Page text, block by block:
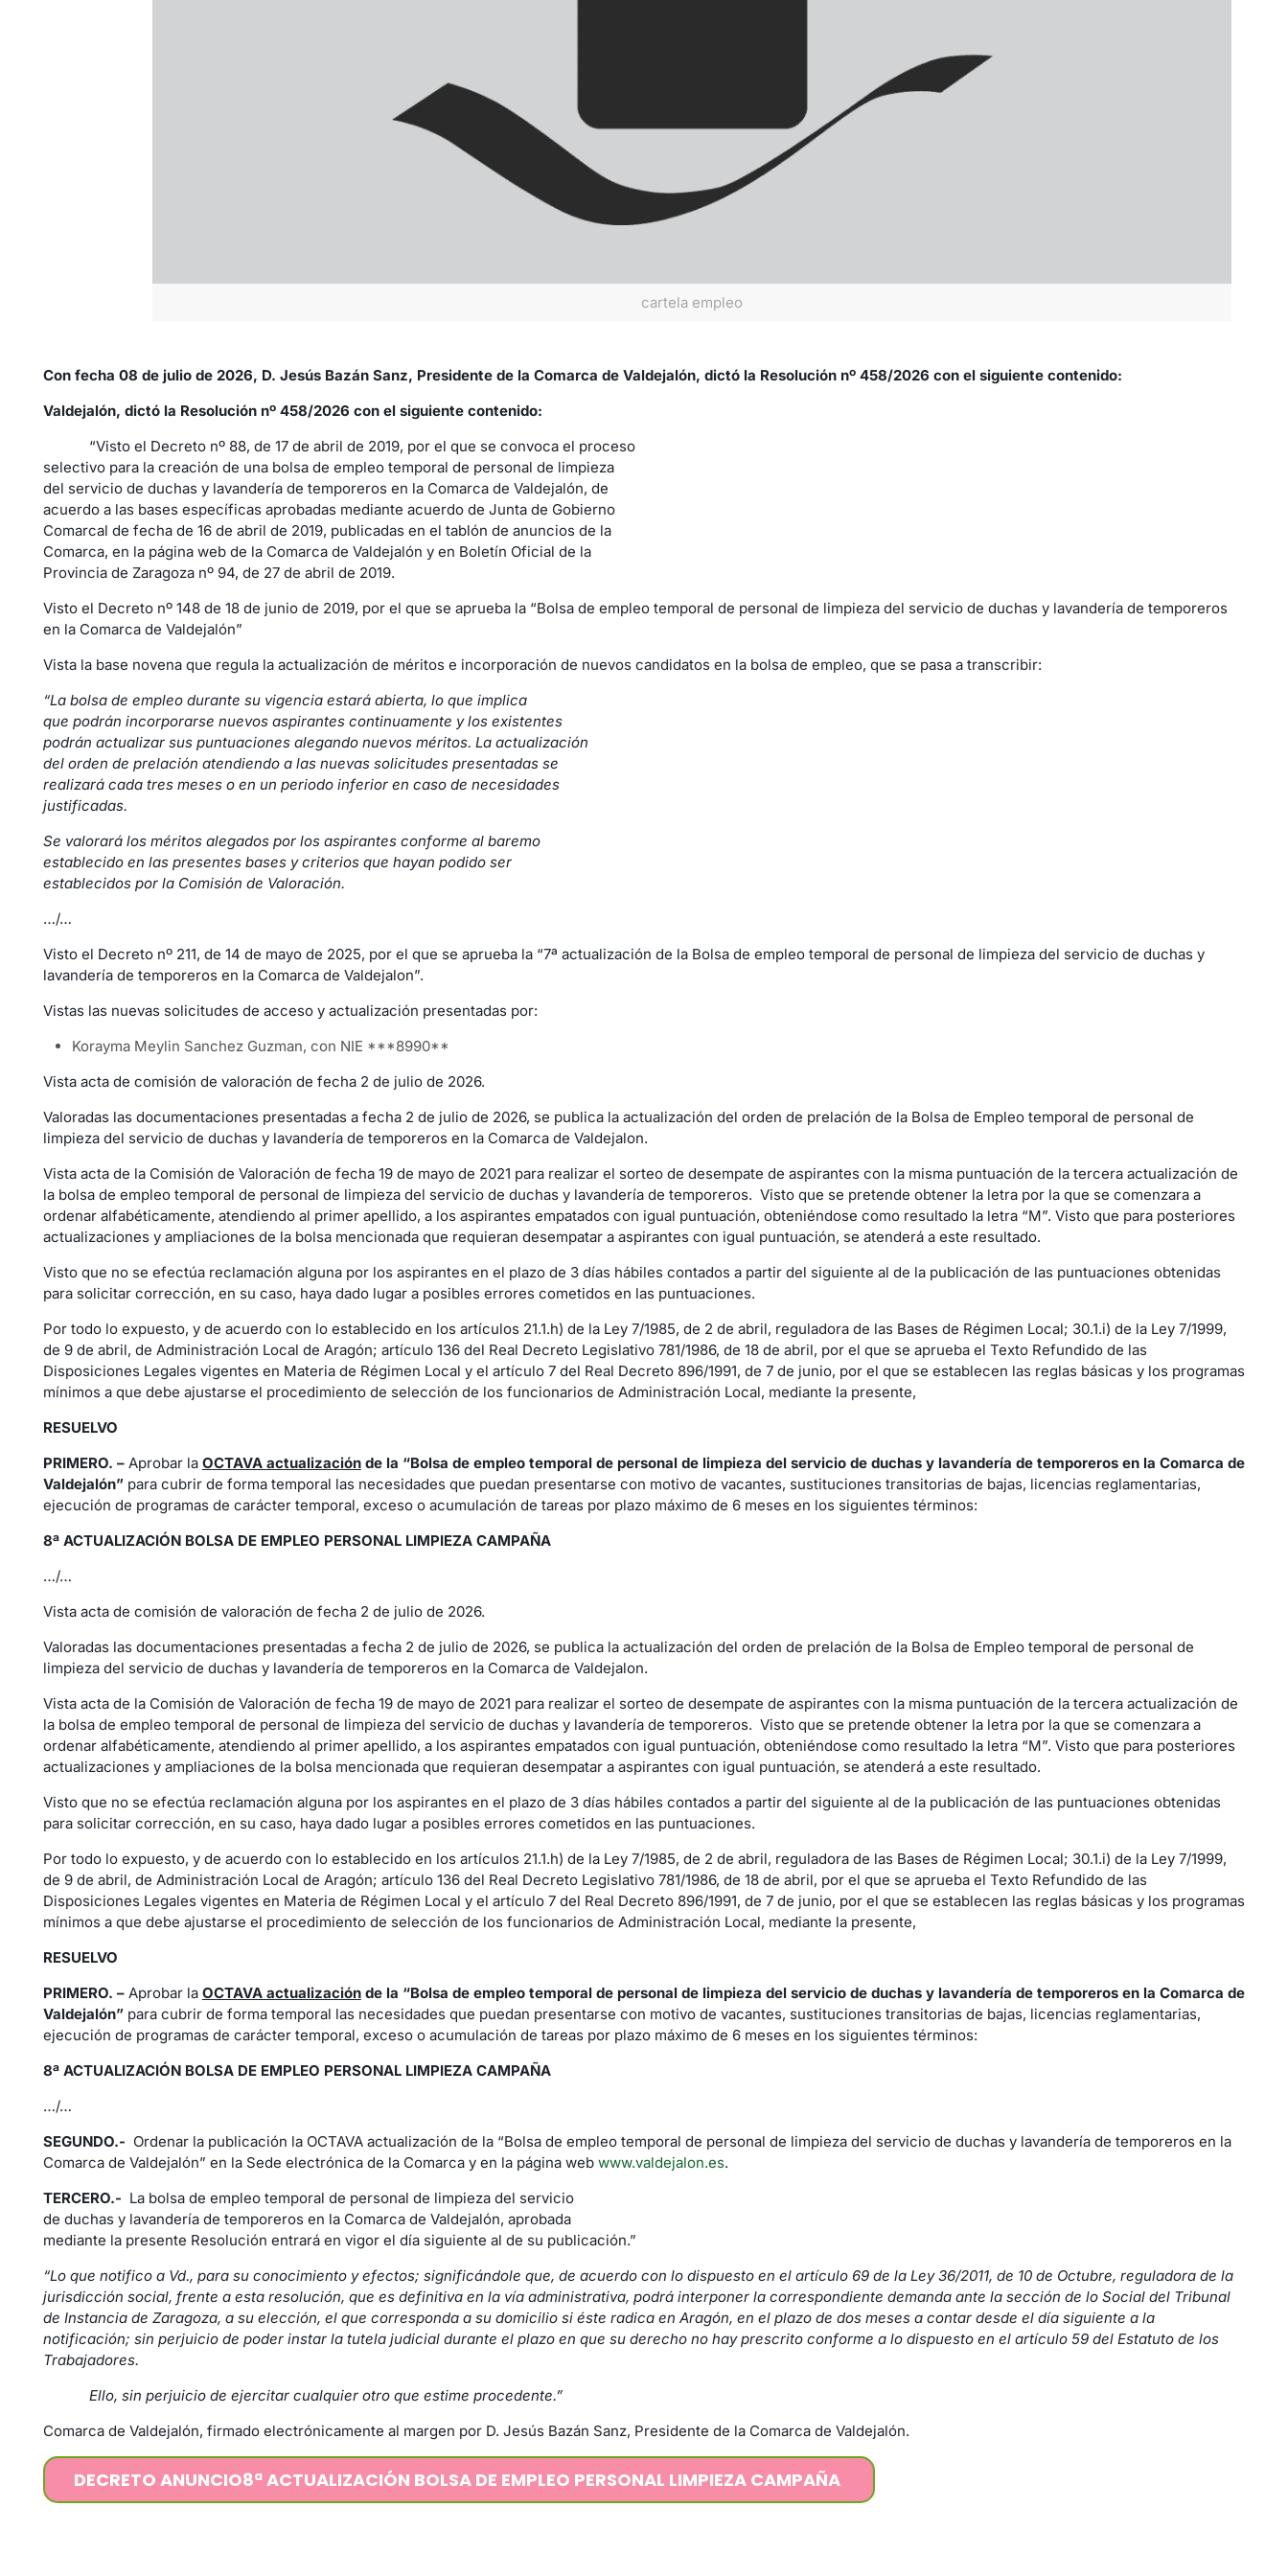
cartela empleo
Con fecha 08 de julio de 2026, D. Jesús Bazán Sanz, Presidente de la Comarca de Valdejalón, dictó la Resolución nº 458/2026 con el siguiente contenido:
Valdejalón, dictó la Resolución nº 458/2026 con el siguiente contenido:
“Visto el Decreto nº 88, de 17 de abril de 2019, por el que se convoca el proceso
selectivo para la creación de una bolsa de empleo temporal de personal de limpieza
del servicio de duchas y lavandería de temporeros en la Comarca de Valdejalón, de
acuerdo a las bases específicas aprobadas mediante acuerdo de Junta de Gobierno
Comarcal de fecha de 16 de abril de 2019, publicadas en el tablón de anuncios de la
Comarca, en la página web de la Comarca de Valdejalón y en Boletín Oficial de la
Provincia de Zaragoza nº 94, de 27 de abril de 2019.
Visto el Decreto nº 148 de 18 de junio de 2019, por el que se aprueba la “Bolsa de empleo temporal de personal de limpieza del servicio de duchas y lavandería de temporeros
en la Comarca de Valdejalón”
Vista la base novena que regula la actualización de méritos e incorporación de nuevos candidatos en la bolsa de empleo, que se pasa a transcribir:
“La bolsa de empleo durante su vigencia estará abierta, lo que implica
que podrán incorporarse nuevos aspirantes continuamente y los existentes
podrán actualizar sus puntuaciones alegando nuevos méritos. La actualización
del orden de prelación atendiendo a las nuevas solicitudes presentadas se
realizará cada tres meses o en un periodo inferior en caso de necesidades
justificadas.
Se valorará los méritos alegados por los aspirantes conforme al baremo
establecido en las presentes bases y criterios que hayan podido ser
establecidos por la Comisión de Valoración.
…/…
Visto el Decreto nº 211, de 14 de mayo de 2025, por el que se aprueba la “7ª actualización de la Bolsa de empleo temporal de personal de limpieza del servicio de duchas y
lavandería de temporeros en la Comarca de Valdejalon”.
Vistas las nuevas solicitudes de acceso y actualización presentadas por:
Korayma Meylin Sanchez Guzman, con NIE ***8990**
Vista acta de comisión de valoración de fecha 2 de julio de 2026.
Valoradas las documentaciones presentadas a fecha 2 de julio de 2026, se publica la actualización del orden de prelación de la Bolsa de Empleo temporal de personal de
limpieza del servicio de duchas y lavandería de temporeros en la Comarca de Valdejalon.
Vista acta de la Comisión de Valoración de fecha 19 de mayo de 2021 para realizar el sorteo de desempate de aspirantes con la misma puntuación de la tercera actualización de
la bolsa de empleo temporal de personal de limpieza del servicio de duchas y lavandería de temporeros. Visto que se pretende obtener la letra por la que se comenzara a
ordenar alfabéticamente, atendiendo al primer apellido, a los aspirantes empatados con igual puntuación, obteniéndose como resultado la letra “M”. Visto que para posteriores
actualizaciones y ampliaciones de la bolsa mencionada que requieran desempatar a aspirantes con igual puntuación, se atenderá a este resultado.
Visto que no se efectúa reclamación alguna por los aspirantes en el plazo de 3 días hábiles contados a partir del siguiente al de la publicación de las puntuaciones obtenidas
para solicitar corrección, en su caso, haya dado lugar a posibles errores cometidos en las puntuaciones.
Por todo lo expuesto, y de acuerdo con lo establecido en los artículos 21.1.h) de la Ley 7/1985, de 2 de abril, reguladora de las Bases de Régimen Local; 30.1.i) de la Ley 7/1999,
de 9 de abril, de Administración Local de Aragón; artículo 136 del Real Decreto Legislativo 781/1986, de 18 de abril, por el que se aprueba el Texto Refundido de las
Disposiciones Legales vigentes en Materia de Régimen Local y el artículo 7 del Real Decreto 896/1991, de 7 de junio, por el que se establecen las reglas básicas y los programas
mínimos a que debe ajustarse el procedimiento de selección de los funcionarios de Administración Local, mediante la presente,
RESUELVO
PRIMERO. – Aprobar la OCTAVA actualizaciónde la “Bolsa de empleo temporal de personal de limpieza del servicio de duchas y lavandería de temporeros en la Comarca de
Valdejalón”para cubrir de forma temporal las necesidades que puedan presentarse con motivo de vacantes, sustituciones transitorias de bajas, licencias reglamentarias,
ejecución de programas de carácter temporal, exceso o acumulación de tareas por plazo máximo de 6 meses en los siguientes términos:
8ª ACTUALIZACIÓN BOLSA DE EMPLEO PERSONAL LIMPIEZA CAMPAÑA
…/…
Vista acta de comisión de valoración de fecha 2 de julio de 2026.
Valoradas las documentaciones presentadas a fecha 2 de julio de 2026, se publica la actualización del orden de prelación de la Bolsa de Empleo temporal de personal de
limpieza del servicio de duchas y lavandería de temporeros en la Comarca de Valdejalon.
Vista acta de la Comisión de Valoración de fecha 19 de mayo de 2021 para realizar el sorteo de desempate de aspirantes con la misma puntuación de la tercera actualización de
la bolsa de empleo temporal de personal de limpieza del servicio de duchas y lavandería de temporeros. Visto que se pretende obtener la letra por la que se comenzara a
ordenar alfabéticamente, atendiendo al primer apellido, a los aspirantes empatados con igual puntuación, obteniéndose como resultado la letra “M”. Visto que para posteriores
actualizaciones y ampliaciones de la bolsa mencionada que requieran desempatar a aspirantes con igual puntuación, se atenderá a este resultado.
Visto que no se efectúa reclamación alguna por los aspirantes en el plazo de 3 días hábiles contados a partir del siguiente al de la publicación de las puntuaciones obtenidas
para solicitar corrección, en su caso, haya dado lugar a posibles errores cometidos en las puntuaciones.
Por todo lo expuesto, y de acuerdo con lo establecido en los artículos 21.1.h) de la Ley 7/1985, de 2 de abril, reguladora de las Bases de Régimen Local; 30.1.i) de la Ley 7/1999,
de 9 de abril, de Administración Local de Aragón; artículo 136 del Real Decreto Legislativo 781/1986, de 18 de abril, por el que se aprueba el Texto Refundido de las
Disposiciones Legales vigentes en Materia de Régimen Local y el artículo 7 del Real Decreto 896/1991, de 7 de junio, por el que se establecen las reglas básicas y los programas
mínimos a que debe ajustarse el procedimiento de selección de los funcionarios de Administración Local, mediante la presente,
RESUELVO
PRIMERO. – Aprobar la OCTAVA actualizaciónde la “Bolsa de empleo temporal de personal de limpieza del servicio de duchas y lavandería de temporeros en la Comarca de
Valdejalón”para cubrir de forma temporal las necesidades que puedan presentarse con motivo de vacantes, sustituciones transitorias de bajas, licencias reglamentarias,
ejecución de programas de carácter temporal, exceso o acumulación de tareas por plazo máximo de 6 meses en los siguientes términos:
8ª ACTUALIZACIÓN BOLSA DE EMPLEO PERSONAL LIMPIEZA CAMPAÑA
…/…
SEGUNDO.- Ordenar la publicación la OCTAVA actualización de la “Bolsa de empleo temporal de personal de limpieza del servicio de duchas y lavandería de temporeros en la
Comarca de Valdejalón” en la Sede electrónica de la Comarca y en la página web www.valdejalon.es.
TERCERO.- La bolsa de empleo temporal de personal de limpieza del servicio
de duchas y lavandería de temporeros en la Comarca de Valdejalón, aprobada
mediante la presente Resolución entrará en vigor el día siguiente al de su publicación.”
“Lo que notifico a Vd., para su conocimiento y efectos; significándole que, de acuerdo con lo dispuesto en el artículo 69 de la Ley 36/2011, de 10 de Octubre, reguladora de la
jurisdicción social, frente a esta resolución, que es definitiva en la vía administrativa, podrá interponer la correspondiente demanda ante la sección de lo Social del Tribunal
de Instancia de Zaragoza, a su elección, el que corresponda a su domicilio si éste radica en Aragón, en el plazo de dos meses a contar desde el día siguiente a la
notificación; sin perjuicio de poder instar la tutela judicial durante el plazo en que su derecho no hay prescrito conforme a lo dispuesto en el artículo 59 del Estatuto de los
Trabajadores.
Ello, sin perjuicio de ejercitar cualquier otro que estime procedente.”
Comarca de Valdejalón, firmado electrónicamente al margen por D. Jesús Bazán Sanz, Presidente de la Comarca de Valdejalón.
DECRETO ANUNCIO8ª ACTUALIZACIÓN BOLSA DE EMPLEO PERSONAL LIMPIEZA CAMPAÑA